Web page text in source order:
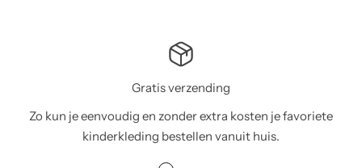
Gratis verzending
Zo kun je eenvoudig en zonder extra kosten je favoriete
kinderkleding bestellen vanuit huis.